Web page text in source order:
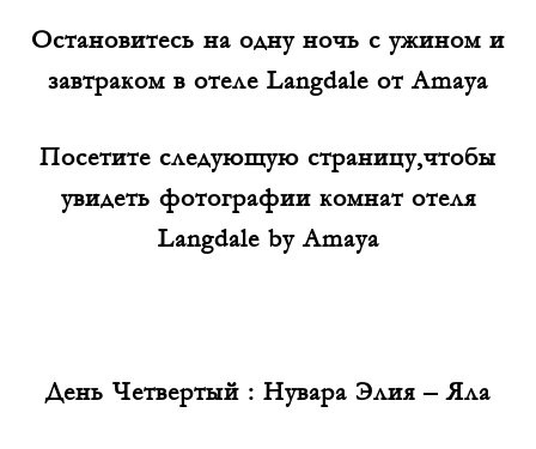
Остановитесь на одну ночь с ужином и
завтраком в отеле Langdale от Amaya
Посетите следующую страницу,чтобы
увидеть фотографии комнат отеля
Langdale by Amaya
День Четвертый : Нувара Элия – Яла